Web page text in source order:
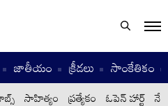
జాతీయం క్రీడలు సాంకేతికం
సాహిత్యం ప్రత్యేకం ఓపెన్ హార్ట్